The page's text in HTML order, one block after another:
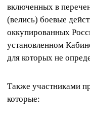
включенных в
(велись) боевые
оккупированных
установленном
для которых не
Также участниками
которые: